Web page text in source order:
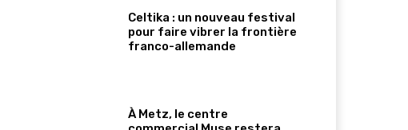
Celtika : un nouveau festival
pour faire vibrer la frontière
franco-allemande
À Metz, le centre